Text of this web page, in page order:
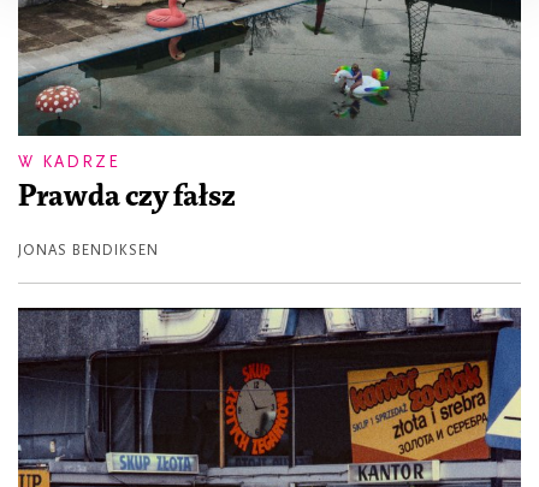
W KADRZE
Prawda czy fałsz
JONAS BENDIKSEN